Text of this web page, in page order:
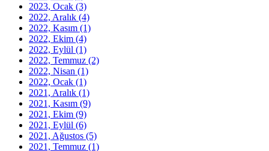
2023, Ocak (3)
2022, Aralık (4)
2022, Kasım (1)
2022, Ekim (4)
2022, Eylül (1)
2022, Temmuz (2)
2022, Nisan (1)
2022, Ocak (1)
2021, Aralık (1)
2021, Kasım (9)
2021, Ekim (9)
2021, Eylül (6)
2021, Ağustos (5)
2021, Temmuz (1)